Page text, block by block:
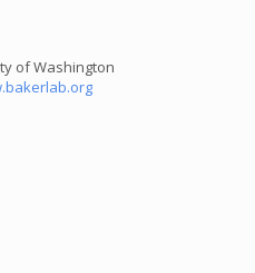
of Washington